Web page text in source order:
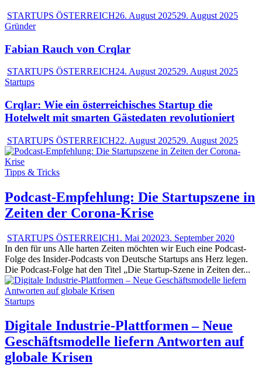
STARTUPS ÖSTERREICH26. August 202529. August 2025
Gründer
Fabian Rauch von Crqlar
STARTUPS ÖSTERREICH24. August 202529. August 2025
Startups
Crqlar: Wie ein österreichisches Startup die
Hotelwelt mit smarten Gästedaten revolutioniert
STARTUPS ÖSTERREICH22. August 202529. August 2025
Tipps & Tricks
Podcast-Empfehlung: Die Startupszene in
Zeiten der Corona-Krise
STARTUPS ÖSTERREICH1. Mai 202023. September 2020
In den für uns Alle harten Zeiten möchten wir Euch eine Podcast-
Folge des Insider-Podcasts von Deutsche Startups ans Herz legen.
Die Podcast-Folge hat den Titel „Die Startup-Szene in Zeiten der...
Startups
Digitale Industrie-Plattformen – Neue
Geschäftsmodelle liefern Antworten auf
globale Krisen